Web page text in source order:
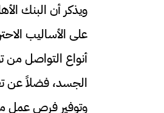
ويذكر أن البنك
على الأساليب
أنواع التواصل من
الجسد، فضلاً عن
وتوفير فرص عمل